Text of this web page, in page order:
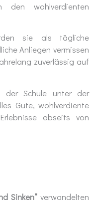
den wohlverdienten
sie als tägliche
Anliegen vermissen
zuverlässig auf
der Schule unter der
Gute, wohlverdiente
abseits von
Sinken“verwandelten